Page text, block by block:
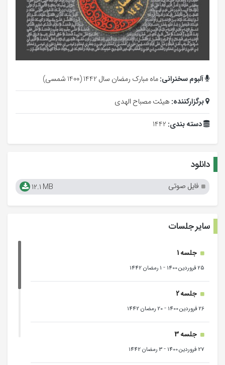
آلبوم سخنرانی:ماه مبارک رمضان سال 1442 (1400 شمسی)
برگزارکننده: هیئت مصباح الهدی
دسته بندی: 1442
دانلود
فایل صوتی 12.1 MB
سایر جلسات
جلسه 1
25 فروردین 1400 - 1 رمضان 1442
جلسه 2
26 فروردین 1400 -20 رمضان 1442
جلسه 3
27 فروردین 1400 -3 رمضان 1442